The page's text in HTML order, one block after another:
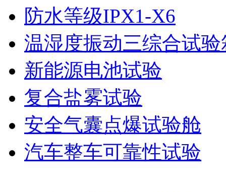
防水等级IPX1-X6
温湿度振动三综合试验
新能源电池试验
复合盐雾试验
安全气囊点爆试验舱
汽车整车可靠性试验